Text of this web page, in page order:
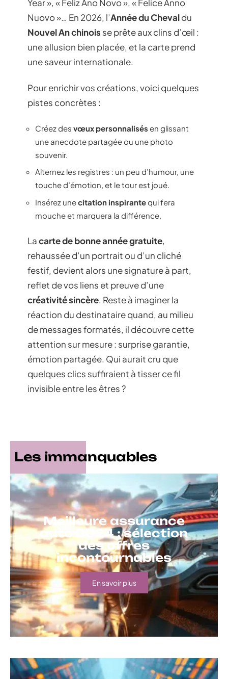
Year », « Feliz Ano Novo », « Felice Anno
Nuovo »… En 2026, l’Année du Chevaldu
Nouvel An chinois se prête aux clins d’œil :
une allusion bien placée, et la carte prend
une saveur internationale.
Pour enrichir vos créations, voici quelques
pistes concrètes :
Créez des vœux personnalisés en glissant
une anecdote partagée ou une photo
souvenir.
Alternez les registres : un peu d’humour, une
touche d’émotion, et le tour est joué.
Insérez unecitation inspirantequi fera
mouche et marquera la différence.
Lacarte de bonne année gratuite,
rehaussée d’un portrait ou d’un cliché
festif, devient alors une signature à part,
reflet de vos liens et preuve d’une
créativité sincère. Reste à imaginer la
réaction du destinataire quand, au milieu
de messages formatés, il découvre cette
attention sur mesure : surprise garantie,
émotion partagée. Qui aurait cru que
quelques clics suffiraient à tisser ce fil
invisible entre les êtres ?
Les immanquables
Meilleure assurance
auto 2024 : sélection
des offres
incontournables
En savoir plus